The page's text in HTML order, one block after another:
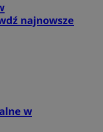
najnowsze
w